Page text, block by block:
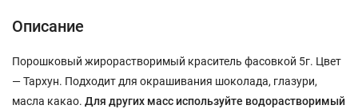
Описание
Порошковый жирорастворимый краситель фасовкой 5г. Цвет
— Тархун. Подходит для окрашивания шоколада, глазури,
масла какао. Для других масс используйте водорастворимый